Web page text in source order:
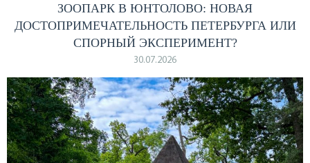
ЗООПАРК В ЮНТОЛОВО: НОВАЯ
ДОСТОПРИМЕЧАТЕЛЬНОСТЬ ПЕТЕРБУРГА ИЛИ
СПОРНЫЙ ЭКСПЕРИМЕНТ?
30.07.2026